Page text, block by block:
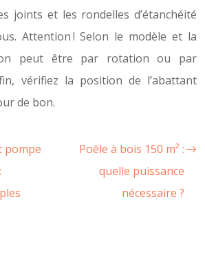
joints et les rondelles d’étanchéité
Attention ! Selon le modèle et la
peut être par rotation ou par
vérifiez la position de l’abattant
de bon.
pompe
Poêle à bois 150 m² :
quelle puissance
nécessaire ?